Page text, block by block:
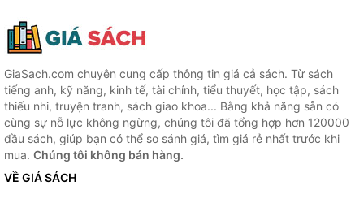
GiaSach.com chuyên cung cấp thông tin giá cả sách. Từ sách
tiếng anh, kỹ năng, kinh tế, tài chính, tiểu thuyết, học tập, sách
thiếu nhi, truyện tranh, sách giao khoa... Bằng khả năng sẵn có
cùng sự nỗ lực không ngừng, chúng tôi đã tổng hợp hơn 120000
đầu sách, giúp bạn có thể so sánh giá, tìm giá rẻ nhất trước khi
mua. Chúng tôi không bán hàng.
VỀ GIÁ SÁCH